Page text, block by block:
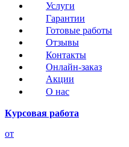
Услуги
Гарантии
Готовые работы
Отзывы
Контакты
Онлайн-заказ
Акции
О нас
Курсовая работа
от